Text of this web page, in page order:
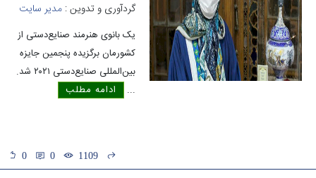
گردآوری و تدوین :مدیر سایت
یک بانوی هنرمند صنایع‌دستی از
کشورمان برگزیده پنجمین جایزه
بین‌المللی صنایع‌دستی ۲۰۲۱ شد.
ادامه مطلب
1109
0
0